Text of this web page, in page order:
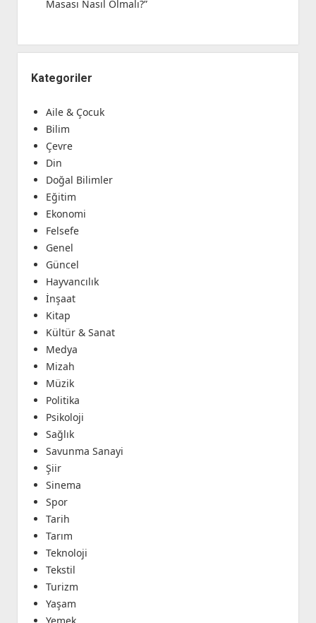
Masası Nasıl Olmalı?”
Kategoriler
Aile & Çocuk
Bilim
Çevre
Din
Doğal Bilimler
Eğitim
Ekonomi
Felsefe
Genel
Güncel
Hayvancılık
İnşaat
Kitap
Kültür & Sanat
Medya
Mizah
Müzik
Politika
Psikoloji
Sağlık
Savunma Sanayi
Şiir
Sinema
Spor
Tarih
Tarım
Teknoloji
Tekstil
Turizm
Yaşam